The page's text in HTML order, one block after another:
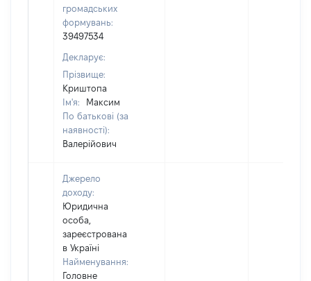
громадських
формувань:
39497534
Декларує:
Прізвище:
Криштопа
Ім'я:
Максим
По батькові (за
наявності):
Валерійович
Джерело
доходу:
Юридична
особа,
зареєстрована
в Україні
Найменування:
Головне